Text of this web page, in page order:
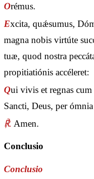
Orémus.
Excita, quǽsumus,
magna nobis virtúte
tuæ, quod nostra
propitiatiónis accéleret:
Qui vivis et regnas
Sancti, Deus, per
℟. Amen.
Conclusio
Conclusio